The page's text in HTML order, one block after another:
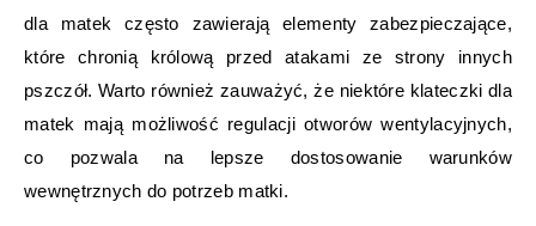
dla matek często zawierają elementy zabezpieczające,
które chronią królową przed atakami ze strony innych
pszczół. Warto również zauważyć, że niektóre klateczki dla
matek mają możliwość regulacji otworów wentylacyjnych,
co pozwala na lepsze dostosowanie warunków
wewnętrznych do potrzeb matki.